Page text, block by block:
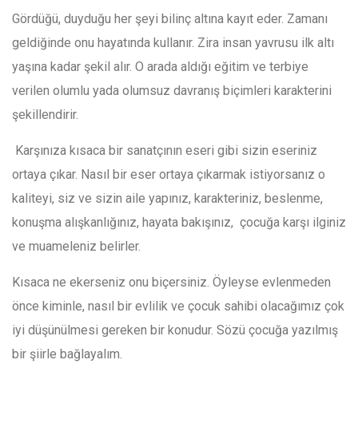
Gördüğü, duyduğu her şeyi bilinç altına kayıt eder. Zamanı
geldiğinde onu hayatında kullanır. Zira insan yavrusu ilk altı
yaşına kadar şekil alır. O arada aldığı eğitim ve terbiye
verilen olumlu yada olumsuz davranış biçimleri karakterini
şekillendirir.
Karşınıza kısaca bir sanatçının eseri gibi sizin eseriniz
ortaya çıkar. Nasıl bir eser ortaya çıkarmak istiyorsanız o
kaliteyi, siz ve sizin aile yapınız, karakteriniz, beslenme,
konuşma alışkanlığınız, hayata bakışınız, çocuğa karşı ilginiz
ve muameleniz belirler.
Kısaca ne ekerseniz onu biçersiniz. Öyleyse evlenmeden
önce kiminle, nasıl bir evlilik ve çocuk sahibi olacağımız çok
iyi düşünülmesi gereken bir konudur. Sözü çocuğa yazılmış
bir şiirle bağlayalım.